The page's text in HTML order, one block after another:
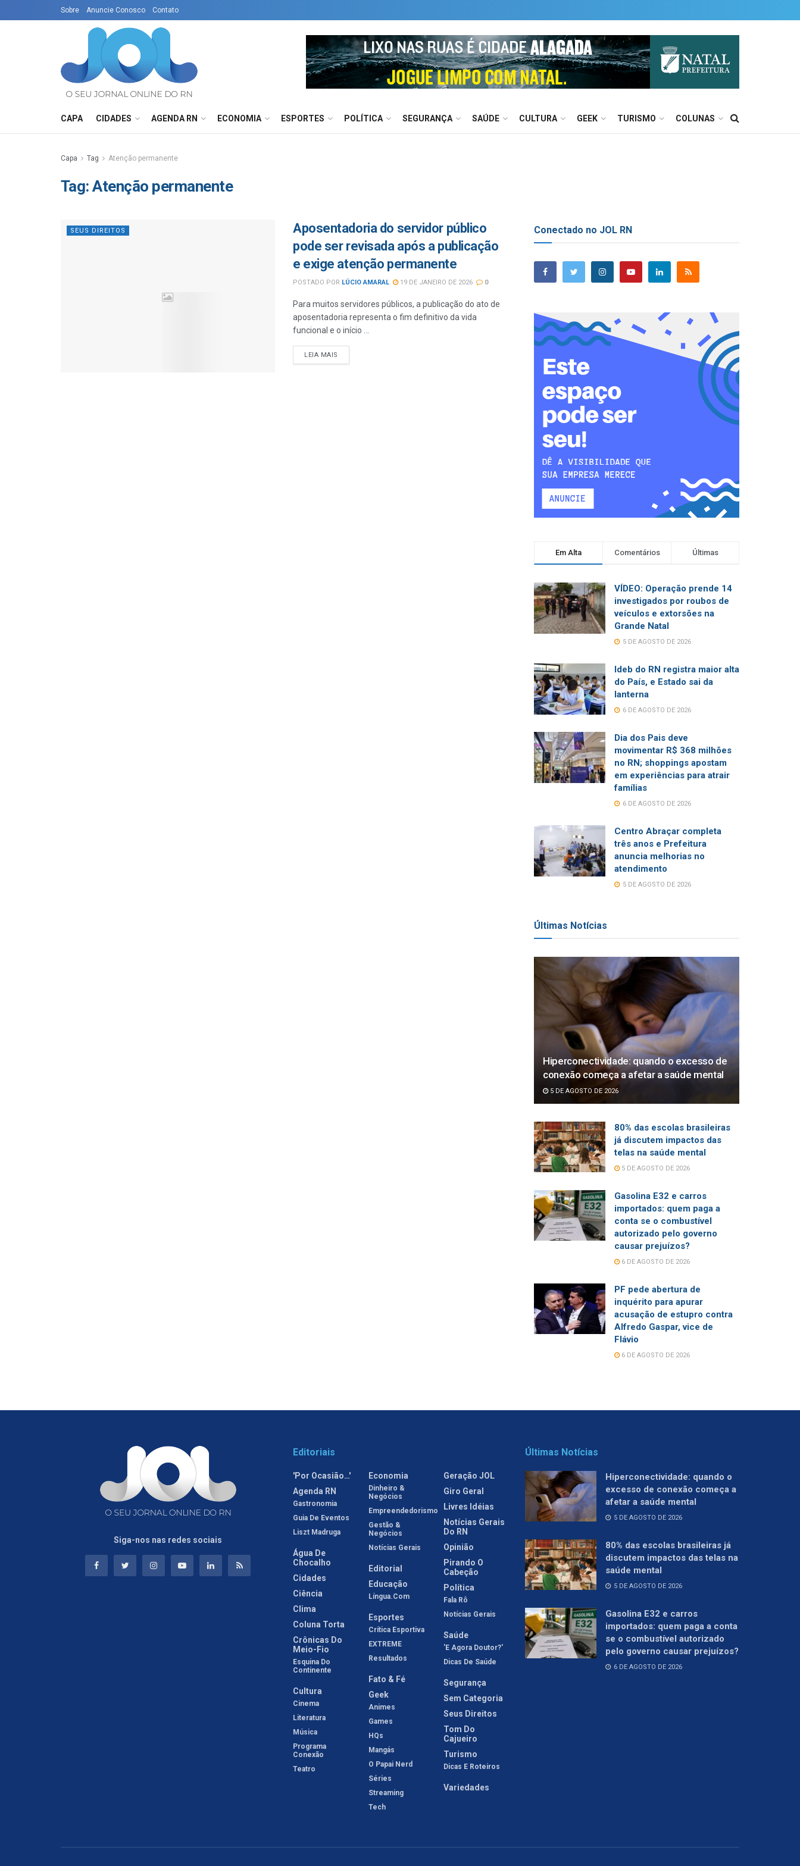
Sobre Anuncie Conosco Contato
CAPA CIDADES AGENDA RN ECONOMIA ESPORTES POLÍTICA SEGURANÇA SAÚDE CULTURA GEEK TURISMO COLUNAS
Capa Tag Atenção permanente
Tag:Atenção permanente
SEUS DIREITOS
Aposentadoria do servidor público
pode ser revisada após a publicação
e exige atenção permanente
POSTADO POR LÚCIO AMARAL 19 DE JANEIRO DE 2026 0
Para muitos servidores públicos, a publicação do ato de
aposentadoria representa o fim definitivo da vida
funcional e o início ...
LEIA MAIS
Conectado no JOL RN
Em Alta Comentários Últimas
VÍDEO: Operação prende 14
investigados por roubos de
veículos e extorsões na
Grande Natal
5 DE AGOSTO DE 2026
Ideb do RN registra maior alta
do País, e Estado sai da
lanterna
6 DE AGOSTO DE 2026
Dia dos Pais deve
movimentar R$ 368 milhões
no RN; shoppings apostam
em experiências para atrair
famílias
6 DE AGOSTO DE 2026
Centro Abraçar completa
três anos e Prefeitura
anuncia melhorias no
atendimento
5 DE AGOSTO DE 2026
Últimas Notícias
Hiperconectividade: quando o excesso de
conexão começa a afetar a saúde mental
5 DE AGOSTO DE 2026
80% das escolas brasileiras
já discutem impactos das
telas na saúde mental
5 DE AGOSTO DE 2026
Gasolina E32 e carros
importados: quem paga a
conta se o combustível
autorizado pelo governo
causar prejuízos?
6 DE AGOSTO DE 2026
PF pede abertura de
inquérito para apurar
acusação de estupro contra
Alfredo Gaspar, vice de
Flávio
6 DE AGOSTO DE 2026
Siga-nos nas redes sociais
Editoriais
'Por Ocasião…'
Agenda RN
Gastronomia
Guia De Eventos
Liszt Madruga
Água De
Chocalho
Cidades
Ciência
Clima
Coluna Torta
Crônicas Do
Meio-Fio
Esquina Do
Continente
Cultura
Cinema
Literatura
Música
Programa
Conexão
Teatro
Economia
Dinheiro &
Negócios
Empreendedorismo
Gestão &
Negócios
Notícias Gerais
Editorial
Educação
Língua.com
Esportes
Crítica Esportiva
EXTREME
Resultados
Fato & Fé
Geek
Animes
Games
HQs
Mangás
O Papai Nerd
Séries
Streaming
Tech
Geração JOL
Giro Geral
Livres Idéias
Notícias Gerais
Do RN
Opinião
Pirando O
Cabeção
Política
Fala Rô
Notícias Gerais
Saúde
'E Agora Doutor?'
Dicas De Saúde
Segurança
Sem Categoria
Seus Direitos
Tom Do
Cajueiro
Turismo
Dicas E Roteiros
Variedades
Últimas Notícias
Hiperconectividade: quando o
excesso de conexão começa a
afetar a saúde mental
5 DE AGOSTO DE 2026
80% das escolas brasileiras já
discutem impactos das telas na
saúde mental
5 DE AGOSTO DE 2026
Gasolina E32 e carros
importados: quem paga a conta
se o combustível autorizado
pelo governo causar prejuízos?
6 DE AGOSTO DE 2026